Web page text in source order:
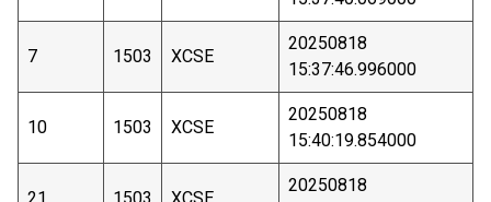
7 1503 XCSE
20250818
15:37:46.996000
10 1503 XCSE
20250818
15:40:19.854000
20250818